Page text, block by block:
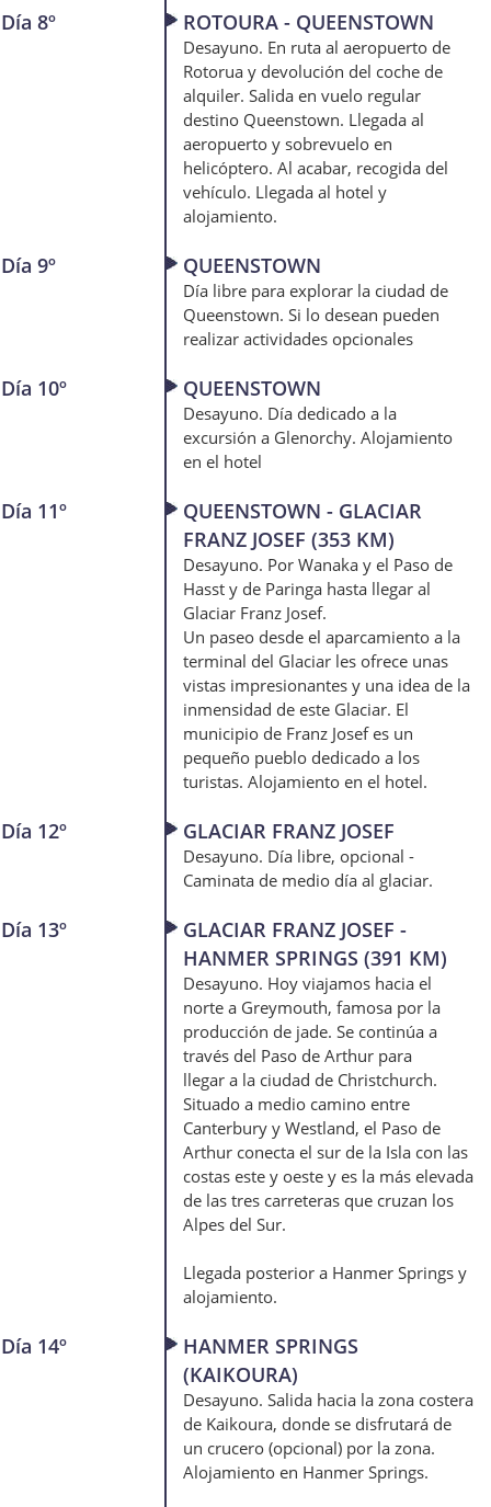
Día 8º ROTOURA - QUEENSTOWN
Desayuno. En ruta al aeropuerto de
Rotorua y devolución del coche de
alquiler. Salida en vuelo regular
destino Queenstown. Llegada al
aeropuerto y sobrevuelo en
helicóptero. Al acabar, recogida del
vehículo. Llegada al hotel y
alojamiento.
Día 9º QUEENSTOWN
Día libre para explorar la ciudad de
Queenstown. Si lo desean pueden
realizar actividades opcionales
Día 10º QUEENSTOWN
Desayuno. Día dedicado a la
excursión a Glenorchy. Alojamiento
en el hotel
Día 11º
QUEENSTOWN - GLACIAR
FRANZ JOSEF (353 KM)
Desayuno. Por Wanaka y el Paso de
Hasst y de Paringa hasta llegar al
Glaciar Franz Josef.
Un paseo desde el aparcamiento a la
terminal del Glaciar les ofrece unas
vistas impresionantes y una idea de la
inmensidad de este Glaciar. El
municipio de Franz Josef es un
pequeño pueblo dedicado a los
turistas. Alojamiento en el hotel.
Día 12º GLACIAR FRANZ JOSEF
Desayuno. Día libre, opcional -
Caminata de medio día al glaciar.
Día 13º
GLACIAR FRANZ JOSEF -
HANMER SPRINGS (391 KM)
Desayuno. Hoy viajamos hacia el
norte a Greymouth, famosa por la
producción de jade. Se continúa a
través del Paso de Arthur para
llegar a la ciudad de Christchurch.
Situado a medio camino entre
Canterbury y Westland, el Paso de
Arthur conecta el sur de la Isla con las
costas este y oeste y es la más elevada
de las tres carreteras que cruzan los
Alpes del Sur.
Llegada posterior a Hanmer Springs y
alojamiento.
Día 14º
HANMER SPRINGS
(KAIKOURA)
Desayuno. Salida hacia la zona costera
de Kaikoura, donde se disfrutará de
un crucero (opcional) por la zona.
Alojamiento en Hanmer Springs.